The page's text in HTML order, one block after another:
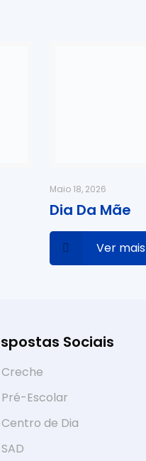
Maio 18, 2026
Dia Da Mãe
Ver mais
Sociais
Creche
Pré-Escolar
Centro de Dia
SAD